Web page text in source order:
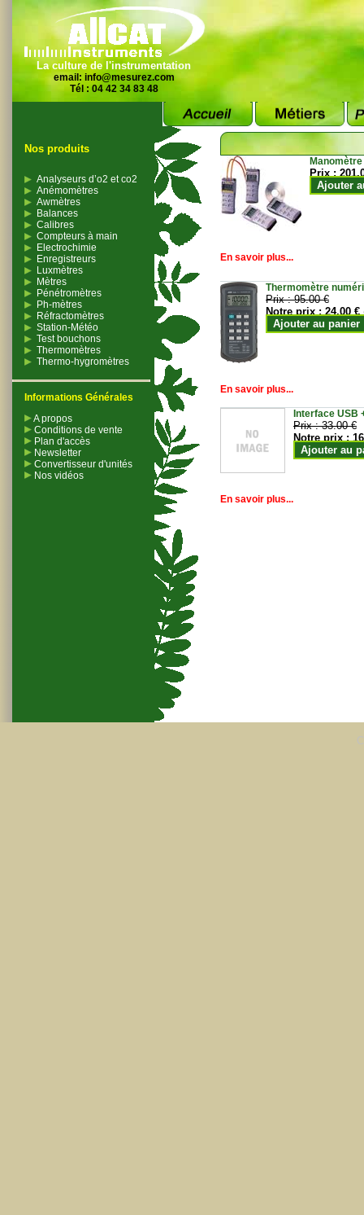
La culture de l'instrumentation
email: info@mesurez.com
Tél : 04 42 34 83 48
Nos produits
Analyseurs d’o2 et co2
Anémomètres
Awmètres
Balances
Calibres
Compteurs à main
Electrochimie
Enregistreurs
Luxmètres
Mètres
Pénétromètres
Ph-mètres
Réfractomètres
Station-Météo
Test bouchons
Thermomètres
Thermo-hygromètres
Informations Générales
A propos
Conditions de vente
Plan d'accès
Newsletter
Convertisseur d'unités
Nos vidéos
Prix :
Ajouter
En savoir plus...
Thermomètre
Prix :95.00 €
Notre prix :24.00 €
Ajouter au panier
En savoir plus...
Interface USB
Prix :33.00 €
Notre prix :
Ajouter au
En savoir plus...